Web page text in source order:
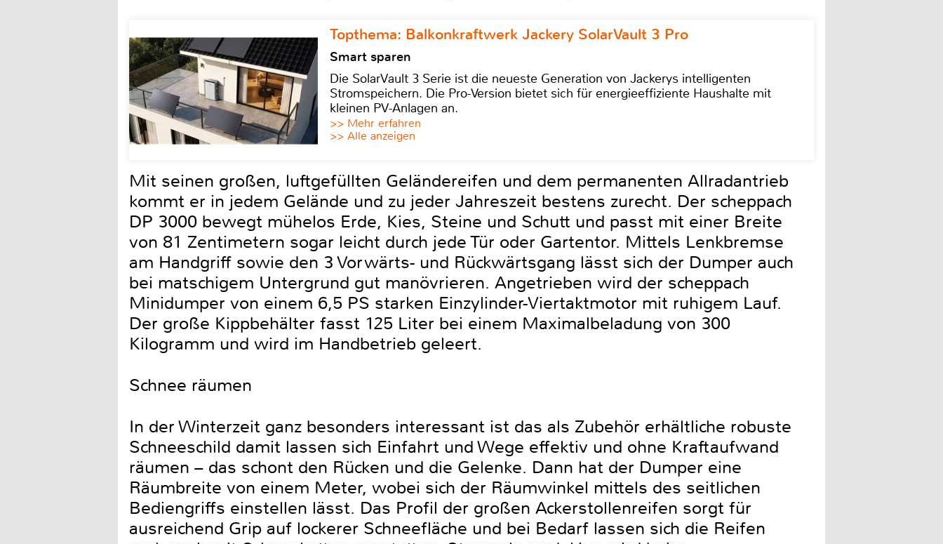
Topthema: Balkonkraftwerk Jackery SolarVault 3 Pro
Smart sparen
Die SolarVault 3 Serie ist die neueste Generation von Jackerys intelligenten
Stromspeichern. Die Pro-Version bietet sich für energieeffiziente Haushalte mit
kleinen PV-Anlagen an.
>> Mehr erfahren
>> Alle anzeigen
Mit seinen großen, luftgefüllten Geländereifen und dem permanenten Allradantrieb
kommt er in jedem Gelände und zu jeder Jahreszeit bestens zurecht. Der scheppach
DP 3000 bewegt mühelos Erde, Kies, Steine und Schutt und passt mit einer Breite
von 81 Zentimetern sogar leicht durch jede Tür oder Gartentor. Mittels Lenkbremse
am Handgriff sowie den 3 Vorwärts- und Rückwärtsgang lässt sich der Dumper auch
bei matschigem Untergrund gut manövrieren. Angetrieben wird der scheppach
Minidumper von einem 6,5 PS starken Einzylinder-Viertaktmotor mit ruhigem Lauf.
Der große Kippbehälter fasst 125 Liter bei einem Maximalbeladung von 300
Kilogramm und wird im Handbetrieb geleert.
Schnee räumen
In der Winterzeit ganz besonders interessant ist das als Zubehör erhältliche robuste
Schneeschild damit lassen sich Einfahrt und Wege effektiv und ohne Kraftaufwand
räumen – das schont den Rücken und die Gelenke. Dann hat der Dumper eine
Räumbreite von einem Meter, wobei sich der Räumwinkel mittels des seitlichen
Bediengriffs einstellen lässt. Das Profil der großen Ackerstollenreifen sorgt für
ausreichend Grip auf lockerer Schneefläche und bei Bedarf lassen sich die Reifen